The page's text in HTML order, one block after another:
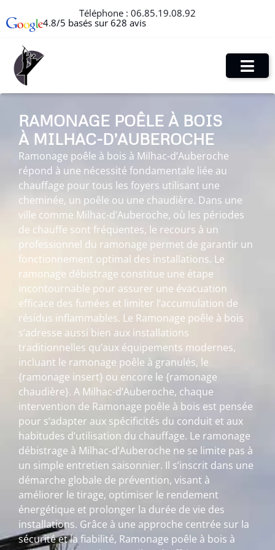
Téléphone : 06.85.19.08.92
4.8/5 basés sur 628 avis
RAMONAGE POÊLE À BOIS
À MILHAC-D’AUBEROCHE
Ramonage poêle à bois à Milhac-d’Auberoche
répond à une nécessité fondamentale liée au
chauffage pour tous les foyers utilisant une
cheminée, un poêle ou une chaudière. Dans une
ville comme Milhac-d’Auberoche, où les périodes
de chauffe sont fréquentes, le recours à un
professionnel du ramonage permet de garantir un
fonctionnement optimal des installations. Le
ramonage débistrage constitue une étape
incontournable pour assurer une évacuation
efficace des fumées et limiter l’accumulation de
résidus inflammables. Le Ramonage poêle à bois
s’adresse aussi bien aux installations
traditionnelles qu’aux équipements modernes,
incluant le ramonage poêle à granulés, le
{ramonage insert} ou encore le {ramonage
chaudière}. A Milhac-d’Auberoche, chaque
intervention de Ramonage poêle à bois est pensée
pour s’adapter aux spécificités du conduit et aux
habitudes d’utilisation du chauffage. Le ramonage
débistrage à Milhac-d’Auberoche ne se limite pas à
un simple entretien saisonnier. Il s’inscrit dans une
démarche globale de prévention, visant à
améliorer le tirage, optimiser le rendement
énergétique et prolonger la durée de vie des
installations. Grâce à une approche centrée sur la
sécurité et la fiabilité, Ramonage poêle à bois à